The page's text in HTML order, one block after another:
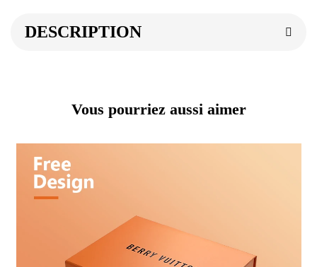
DESCRIPTION
Vous pourriez aussi aimer